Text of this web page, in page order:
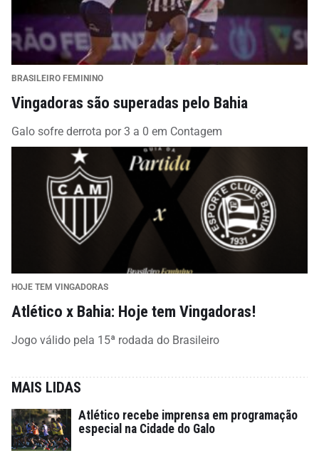
BRASILEIRO FEMININO
Vingadoras são superadas pelo Bahia
Galo sofre derrota por 3 a 0 em Contagem
HOJE TEM VINGADORAS
Atlético x Bahia: Hoje tem Vingadoras!
Jogo válido pela 15ª rodada do Brasileiro
MAIS LIDAS
Atlético recebe imprensa em programação
especial na Cidade do Galo